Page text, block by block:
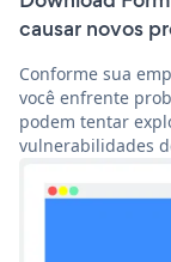
causar novos
Conforme sua
você enfrente
podem tentar
vulnerabilidades